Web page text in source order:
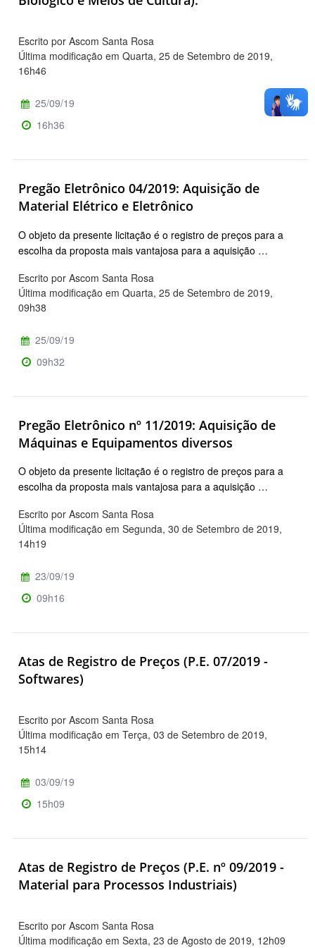
Escrito por Ascom Santa Rosa
Última modificação em Quarta, 25 de Setembro de 2019,
16h46
25/09/19
16h36
Pregão Eletrônico 04/2019: Aquisição de
Material Elétrico e Eletrônico
O objeto da presente licitação é o registro de preços para a
escolha da proposta mais vantajosa para a aquisição …
Escrito por Ascom Santa Rosa
Última modificação em Quarta, 25 de Setembro de 2019,
09h38
25/09/19
09h32
Pregão Eletrônico nº 11/2019: Aquisição de
Máquinas e Equipamentos diversos
O objeto da presente licitação é o registro de preços para a
escolha da proposta mais vantajosa para a aquisição …
Escrito por Ascom Santa Rosa
Última modificação em Segunda, 30 de Setembro de 2019,
14h19
23/09/19
09h16
Atas de Registro de Preços (P.E. 07/2019 -
Softwares)
Escrito por Ascom Santa Rosa
Última modificação em Terça, 03 de Setembro de 2019,
15h14
03/09/19
15h09
Atas de Registro de Preços (P.E. nº 09/2019 -
Material para Processos Industriais)
Escrito por Ascom Santa Rosa
Última modificação em Sexta, 23 de Agosto de 2019, 12h09